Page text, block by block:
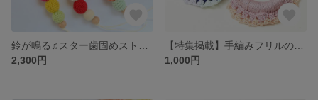
2,300円
1,000円